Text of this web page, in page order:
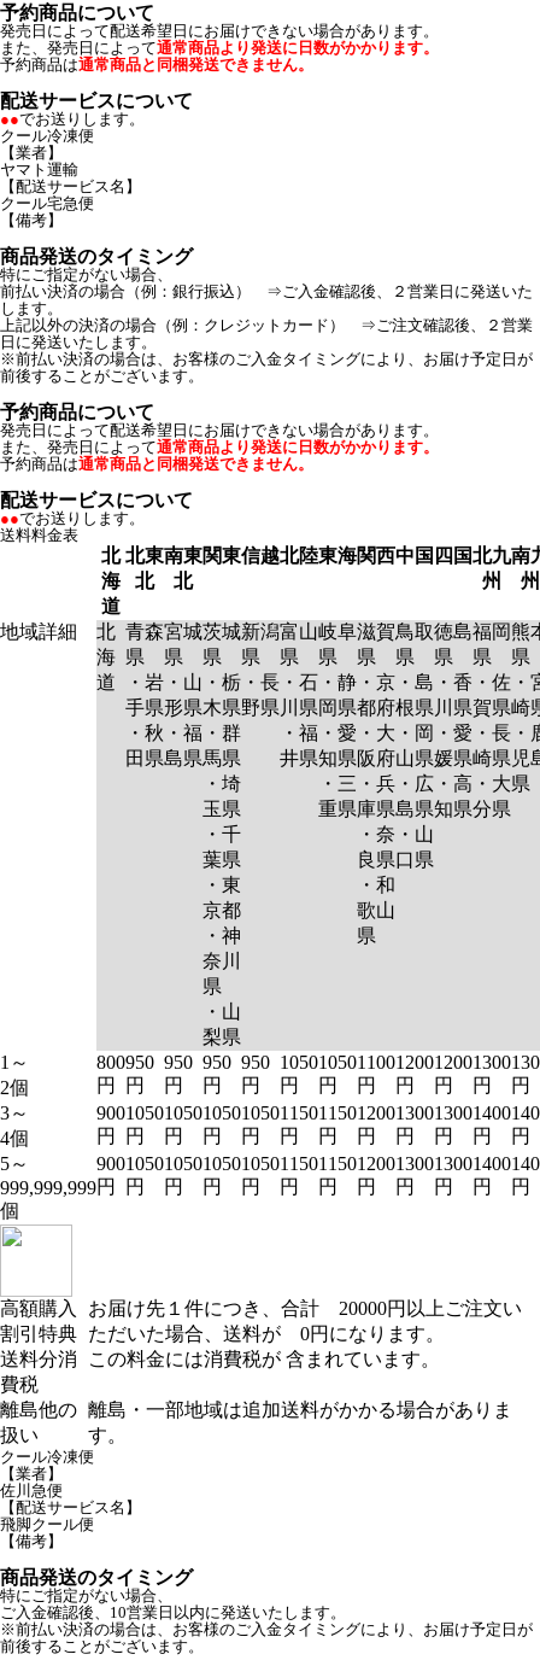
予約商品について
発売日によって配送希望日にお届けできない場合があります。
また、発売日によって通常商品より発送に日数がかかります。
予約商品は通常商品と同梱発送できません。
配送サービスについて
●●でお送りします。
クール冷凍便
【業者】
ヤマト運輸
【配送サービス名】
クール宅急便
【備考】
商品発送のタイミング
特にご指定がない場合、
前払い決済の場合（例：銀行振込） ⇒ご入金確認後、２営業日に発送いた
します。
上記以外の決済の場合（例：クレジットカード） ⇒ご注文確認後、２営業
日に発送いたします。
※前払い決済の場合は、お客様のご入金タイミングにより、お届け予定日が
前後することがございます。
予約商品について
発売日によって配送希望日にお届けできない場合があります。
また、発売日によって通常商品より発送に日数がかかります。
予約商品は通常商品と同梱発送できません。
配送サービスについて
●●でお送りします。
送料料金表
北
海
道
北東
北
南東
北
関東信越北陸東海関西中国 四国北九
州
南
州
地域詳細
北
海
道
青森
県
・岩
手県
・秋
田県
宮城
県
・山
形県
・福
島県
茨城
県
・栃
木県
・群
馬県
・埼
玉県
・千
葉県
・東
京都
・神
奈川
県
・山
梨県
新潟
県
・長
野県
富山
県
・石
川県
・福
井県
岐阜
県
・静
岡県
・愛
知県
・三
重県
滋賀
県
・京
都府
・大
阪府
・兵
庫県
・奈
良県
・和
歌山
県
鳥取
県
・島
根県
・岡
山県
・広
島県
・山
口県
徳島
県
・香
川県
・愛
媛県
・高
知県
福岡
県
・佐
賀県
・長
崎県
・大
分県
熊
県
・
崎
・
児
県
1～
2個
800
円
950
円
950
円
950
円
950
円
1050
円
1050
円
1100
円
1200
円
1200
円
1300
円
円
3～
4個
900
円
1050
円
1050
円
1050
円
1050
円
1150
円
1150
円
1200
円
1300
円
1300
円
1400
円
円
5～
999,999,999
個
900
円
1050
円
1050
円
1050
円
1050
円
1150
円
1150
円
1200
円
1300
円
1300
円
1400
円
円
高額購入
割引特典
お届け先１件につき、合計 20000円以上ご注文い
ただいた場合、送料が 0円になります。
送料分消
費税
この料金には消費税が 含まれています。
離島他の
扱い
離島・一部地域は追加送料がかかる場合がありま
す。
クール冷凍便
【業者】
佐川急便
【配送サービス名】
飛脚クール便
【備考】
商品発送のタイミング
特にご指定がない場合、
ご入金確認後、10営業日以内に発送いたします。
※前払い決済の場合は、お客様のご入金タイミングにより、お届け予定日が
前後することがございます。